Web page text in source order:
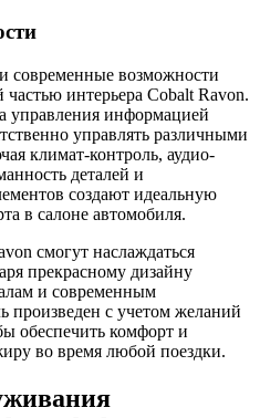
современные возможности
интерьера Cobalt Ravon.
управления информацией
управлять различными
климат-контроль, аудио-
деталей и
создают идеальную
в салоне автомобиля.
смогут наслаждаться
прекрасному дизайну
и современным
произведен с учетом желаний
обеспечить комфорт и
во время любой поездки.